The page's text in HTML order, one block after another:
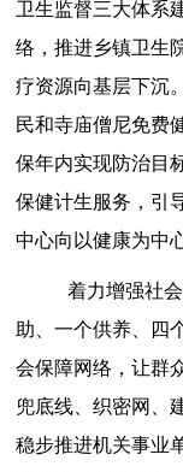
卫生监督三大体系
络，推进乡镇卫生
疗资源向基层下沉
民和寺庙僧尼免费
保年内实现防治目
保健计生服务，引
中心向以健康为中
着力增强社
助、一个供养、四
会保障网络，让群
兜底线、织密网、
稳步推进机关事业